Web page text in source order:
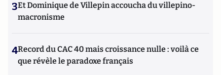
3Et Dominique de Villepin accoucha du villepino-
macronisme
4Record du CAC 40 mais croissance nulle : voilà ce
que révèle le paradoxe français